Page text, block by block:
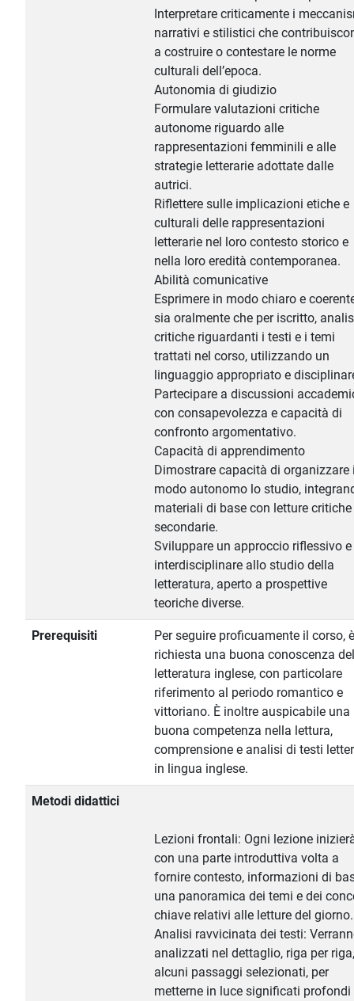
Interpretare criticamente i
narrativi e stilistici che
a costruire o contestare le norme
culturali dell’epoca.
Autonomia di giudizio
Formulare valutazioni critiche
autonome riguardo alle
rappresentazioni femminili e alle
strategie letterarie adottate dalle
autrici.
Riflettere sulle implicazioni etiche e
culturali delle rappresentazioni
letterarie nel loro contesto storico e
nella loro eredità contemporanea.
Abilità comunicative
Esprimere in modo chiaro e
sia oralmente che per iscritto,
critiche riguardanti i testi e i temi
trattati nel corso, utilizzando un
linguaggio appropriato e
Partecipare a discussioni
con consapevolezza e capacità di
confronto argomentativo.
Capacità di apprendimento
Dimostrare capacità di organizzare
modo autonomo lo studio,
materiali di base con letture critiche
secondarie.
Sviluppare un approccio riflessivo e
interdisciplinare allo studio della
letteratura, aperto a prospettive
teoriche diverse.
Prerequisiti
Per seguire proficuamente il corso, è
richiesta una buona conoscenza
letteratura inglese, con particolare
riferimento al periodo romantico e
vittoriano. È inoltre auspicabile una
buona competenza nella lettura,
comprensione e analisi di testi
in lingua inglese.
Metodi didattici
Lezioni frontali: Ogni lezione
con una parte introduttiva volta a
fornire contesto, informazioni di
una panoramica dei temi e dei
chiave relativi alle letture del giorno.
Analisi ravvicinata dei testi:
analizzati nel dettaglio, riga per riga,
alcuni passaggi selezionati, per
metterne in luce significati profondi